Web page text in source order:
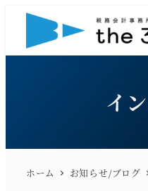
ン
ツ
イ
ホーム お知らせ/ブログ